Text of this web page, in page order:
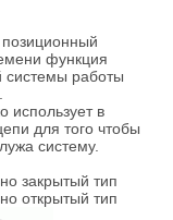
функция
системы работы
использует в
для того чтобы
систему.
закрытый тип
открытый тип